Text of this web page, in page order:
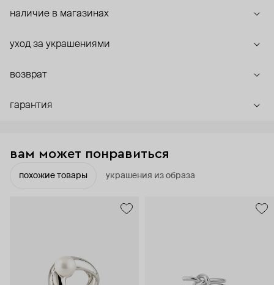
наличие в магазинах
уход за украшениями
возврат
гарантия
вам может понравиться
похожие товары украшения из образа